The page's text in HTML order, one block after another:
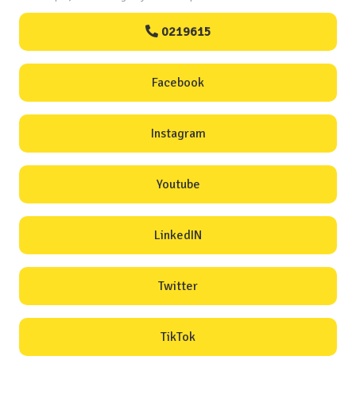
0219615
Facebook
Instagram
Youtube
LinkedIN
Twitter
TikTok